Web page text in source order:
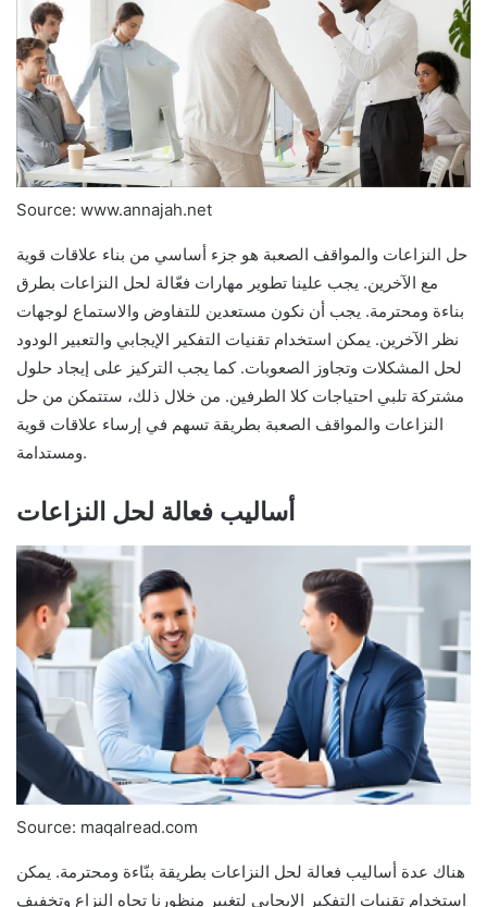
Source: www.annajah.net
حل النزاعات والمواقف الصعبة هو جزء أساسي من بناء علاقات قوية
مع الآخرين. يجب علينا تطوير مهارات فعّالة لحل النزاعات بطرق
بناءة ومحترمة. يجب أن نكون مستعدين للتفاوض والاستماع لوجهات
نظر الآخرين. يمكن استخدام تقنيات التفكير الإيجابي والتعبير الودود
لحل المشكلات وتجاوز الصعوبات. كما يجب التركيز على إيجاد حلول
مشتركة تلبي احتياجات كلا الطرفين. من خلال ذلك، ستتمكن من حل
النزاعات والمواقف الصعبة بطريقة تسهم في إرساء علاقات قوية
ومستدامة.
أساليب فعالة لحل النزاعات
Source: maqalread.com
هناك عدة أساليب فعالة لحل النزاعات بطريقة بنّاءة ومحترمة. يمكن
استخدام تقنيات التفكير الإيجابي لتغيير منظورنا تجاه النزاع وتخفيف